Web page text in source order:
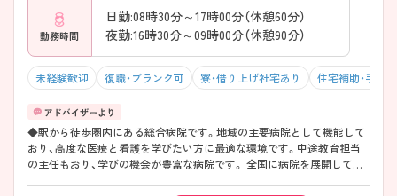
勤務時間
日勤:08時30分～17時00分（休憩60分）
夜勤:16時30分～09時00分（休憩90分）
未経験歓迎 復職・ブランク可 寮・借り上げ社宅あり 住宅補助・手当
◆駅から徒歩圏内にある総合病院です。地域の主要病院として機能して
おり、高度な医療と看護を学びたい方に最適な環境です。中途教育担当
の主任もおり、学びの機会が豊富な病院です。 全国に病院を展開してい